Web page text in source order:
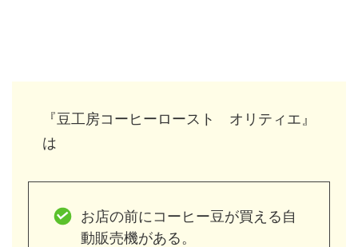
『豆工房コーヒーロースト オリティエ』
は
お店の前にコーヒー豆が買える自
動販売機がある。